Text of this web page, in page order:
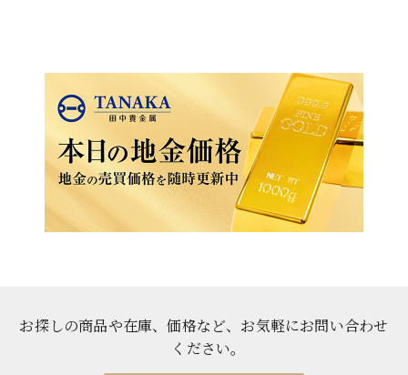
お探しの商品や在庫、価格など、お気軽にお問い合わせ
ください。